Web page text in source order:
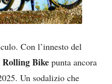
Con l’innesto del
Rolling Bike punta ancora
Un sodalizio che